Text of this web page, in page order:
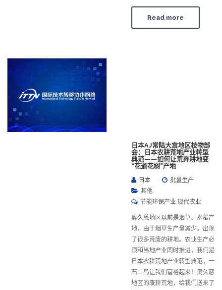
Read more
日本AJ常陆大宫地区枝物部
会：日本农耕荒地产业转型
典范——如何让荒弃耕地变
“花道花树”产地
日本
批量生产
其他
节能环保产业 现代农业
奥久慈地区以前是烟草、水稻产
地，由于烟草生产量减少，出现
了很多荒废的耕地。农业生产必
须和当地产业同时推进，我们是
日本农耕荒地产业转型典范，一
石二鸟让我们富裕起来！奥久慈
地区的废耕荒地，给我们送来了